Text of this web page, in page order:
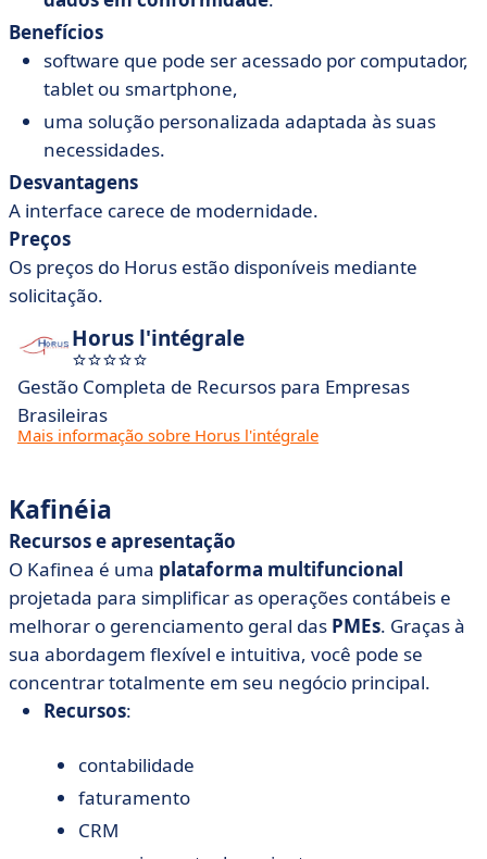
Benefícios
software que pode ser acessado por computador,
tablet ou smartphone,
uma solução personalizada adaptada às suas
necessidades.
Desvantagens
A interface carece de modernidade.
Preços
Os preços do Horus estão disponíveis mediante
solicitação.
Horus l'intégrale
Gestão Completa de Recursos para Empresas
Brasileiras
Mais informação sobre Horus l'intégrale
Kafinéia
Recursos e apresentação
O Kafinea é uma plataforma multifuncional
projetada para simplificar as operações contábeis e
melhorar o gerenciamento geral das PMEs. Graças à
sua abordagem flexível e intuitiva, você pode se
concentrar totalmente em seu negócio principal.
Recursos:
contabilidade
faturamento
CRM